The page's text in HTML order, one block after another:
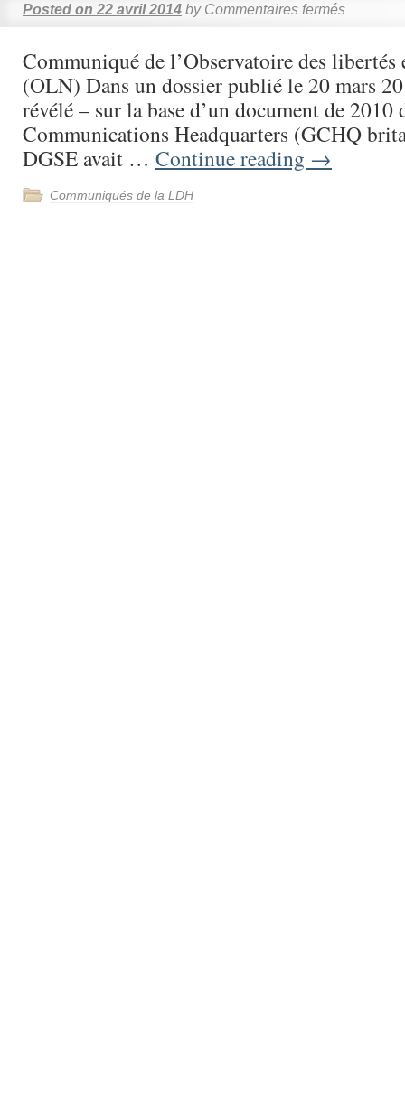
Posted on 22 avril 2014 by Commentaires fermés
Communiqué de l’Observatoire des
(OLN) Dans un dossier publié le 20 mars
révélé – sur la base d’un document de 2010
Communications Headquarters (GCHQ
DGSE avait … Continue reading →
Communiqués de la LDH